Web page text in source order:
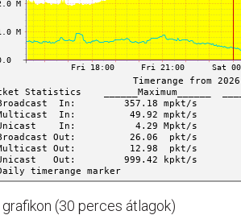
(30 perces átlagok)